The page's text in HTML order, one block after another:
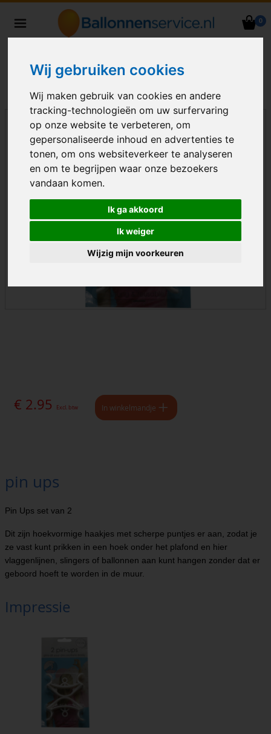
Wij gebruiken cookies
Wij maken gebruik van cookies en andere
tracking-technologieën om uw surfervaring
op onze website te verbeteren, om
gepersonaliseerde inhoud en advertenties te
tonen, om ons websiteverkeer te analyseren
en om te begrijpen waar onze bezoekers
vandaan komen.
Ik ga akkoord
Ik weiger
Wijzig mijn voorkeuren
0
Nederland
€ 2.95 Excl. btw In winkelmandje
pin ups
Pin Ups set van 2
Dit zijn hoekvormige haakjes met scherpe puntjes er aan, zodat je
ze vast kunt prikken in een hoek onder het plafond en hier
vlaggenlijnen, slingers of ballonnen aan kunt hangen zonder dat er
geboord hoeft te worden in de muur.
Impressie